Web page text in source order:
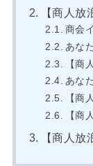
【商人
商会
あな
【商
あな
【商
【商
【商人